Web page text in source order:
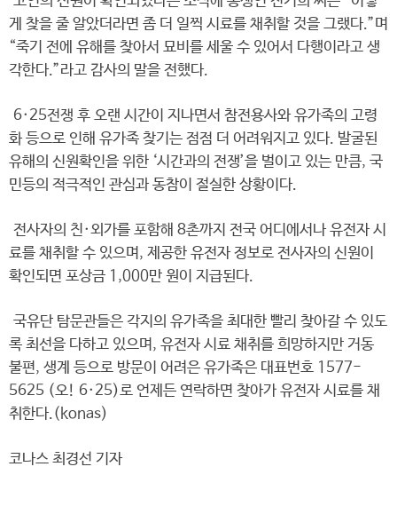
게 찾을 줄 알았더라면 좀 더 일찍 시료를 채취할 것을 그랬다.”며
“죽기 전에 유해를 찾아서 묘비를 세울 수 있어서 다행이라고 생
각한다.”라고 감사의 말을 전했다.
6·25전쟁 후 오랜 시간이 지나면서 참전용사와 유가족의 고령
화 등으로 인해 유가족 찾기는 점점 더 어려워지고 있다. 발굴된
유해의 신원확인을 위한 ‘시간과의 전쟁’을 벌이고 있는 만큼, 국
민등의 적극적인 관심과 동참이 절실한 상황이다.
전사자의 친·외가를 포함해 8촌까지 전국 어디에서나 유전자 시
료를 채취할 수 있으며, 제공한 유전자 정보로 전사자의 신원이
확인되면 포상금 1,000만 원이 지급된다.
국유단 탐문관들은 각지의 유가족을 최대한 빨리 찾아갈 수 있도
록 최선을 다하고 있으며, 유전자 시료 채취를 희망하지만 거동
불편, 생계 등으로 방문이 어려은 유가족은 대표번호 1577-
5625 (오! 6·25)로 언제든 연락하면 찾아가 유전자 시료를 채
취한다.(konas)
코나스 최경선 기자